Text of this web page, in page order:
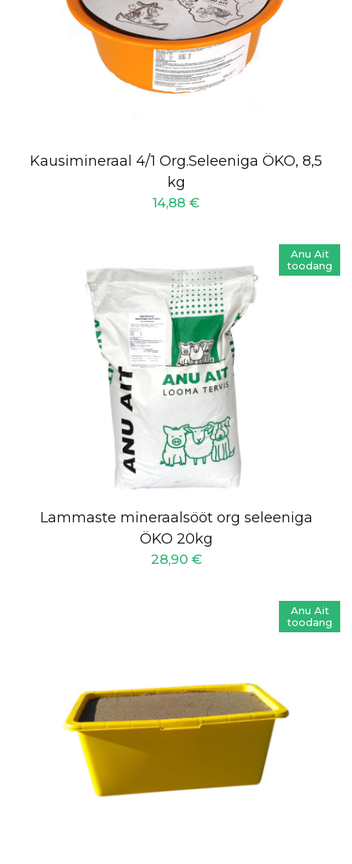
Kausimineraal 4/1 Org.Seleeniga ÖKO, 8,5
kg
14,88 €
Anu Ait
toodang
Lammaste mineraalsööt org seleeniga
ÖKO 20kg
28,90 €
Anu Ait
toodang